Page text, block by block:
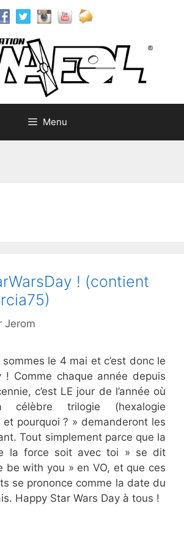
Menu
! (contient
Jerom
le 4 mai et c’est donc le
! Comme chaque année depuis
c’est LE jour de l’année où
trilogie (hexalogie
et pourquoi ? » demanderont les
Tout simplement parce que la
la force soit avec toi » se dit
be with you » en VO, et que ces
se prononce comme la date du
Happy Star Wars Day à tous !